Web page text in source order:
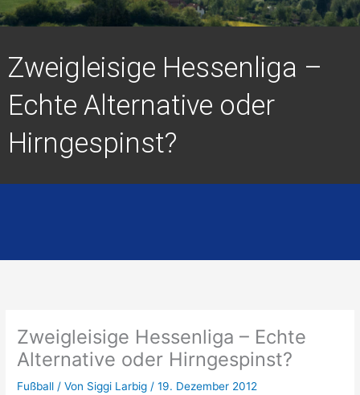
Zweigleisige Hessenliga –
Echte Alternative oder
Hirngespinst?
Zweigleisige Hessenliga – Echte
Alternative oder Hirngespinst?
Fußball / Von Siggi Larbig/19. Dezember 2012